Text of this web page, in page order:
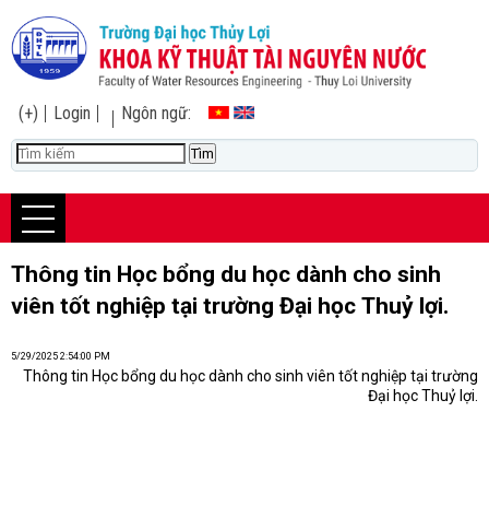
(+) Login Ngôn ngữ:
Thông tin Học bổng du học dành cho sinh
viên tốt nghiệp tại trường Đại học Thuỷ lợi.
5/29/2025 2:54:00 PM
Thông tin Học bổng du học dành cho sinh viên tốt nghiệp tại trường
Đại học Thuỷ lợi.